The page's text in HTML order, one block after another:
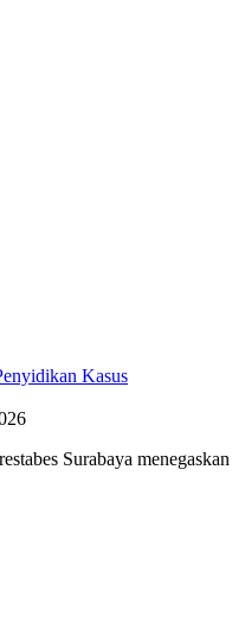
Kasus
Surabaya menegaskan